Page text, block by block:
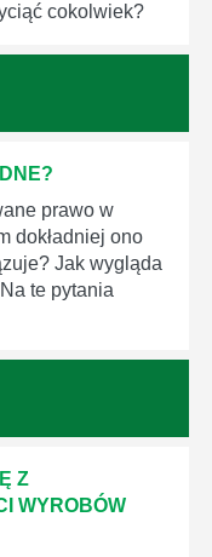
cokolwiek?
prawo w
dokładniej ono
Jak wygląda
te pytania
Z
WYROBÓW